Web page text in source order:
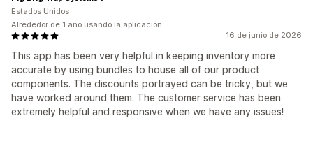
16 de junio de 2026
This app has been very helpful in keeping inventory more
accurate by using bundles to house all of our product
components. The discounts portrayed can be tricky, but we
have worked around them. The customer service has been
extremely helpful and responsive when we have any issues!
Estados Unidos
Alrededor de 1 año usando la aplicación